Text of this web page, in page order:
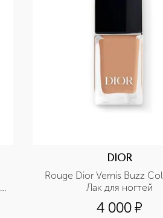
DIOR
Rouge Dior Vernis Buzz
Лак для ногтей
4 000¤